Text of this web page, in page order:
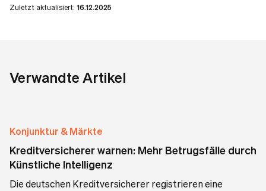
Zuletzt aktualisiert: 16.12.2025
Verwandte Artikel
Konjunktur & Märkte
Kreditversicherer warnen: Mehr Betrugsfälle durch
Künstliche Intelligenz
Die deutschen Kreditversicherer registrieren eine